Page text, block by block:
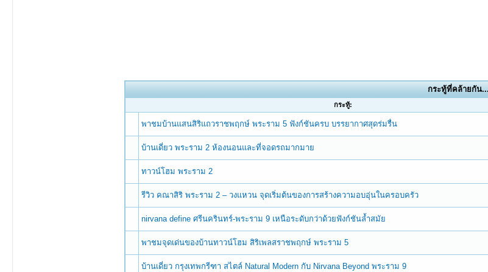
กระทู้ที่คล้ายกัน...
กระทู้:
พาชมบ้านแสนสิริแถวราชพฤกษ์ พระราม 5 ฟังก์ชันครบ บรรยากาศสุดร่มรื่น
บ้านเดี่ยว พระราม 2 ห้องนอนและที่จอดรถมากมาย
ทาวน์โฮม พระราม 2
รีวิว คณาสิริ พระราม 2 – วงแหวน จุดเริ่มต้นของการสร้างความอบอุ่นในครอบครัว
nirvana define ศรีนครินทร์-พระราม 9 เหนือระดับกว่าด้วยฟังก์ชันล้ำสมัย
พาชมจุดเด่นของบ้านทาวน์โฮม สิริเพลสราชพฤกษ์ พระราม 5
บ้านเดี่ยว กรุงเทพกรีฑา สไตล์ Natural Modern กับ Nirvana Beyond พระราม 9